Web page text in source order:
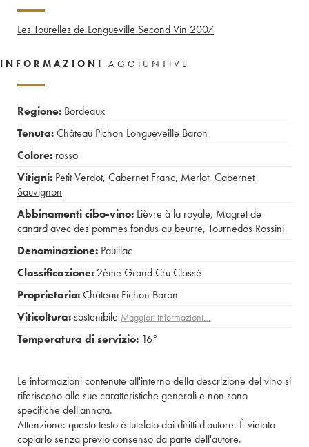
Les Tourelles de Longueville Second Vin 2007
INFORMAZIONI AGGIUNTIVE
Regione: Bordeaux
Tenuta:Château Pichon Longueveille Baron
Colore: rosso
Vitigni: Petit Verdot, Cabernet Franc, Merlot, Cabernet
Sauvignon
Abbinamenti cibo-vino: Lièvre à la royale, Magret de
canard avec des pommes fondus au beurre, Tournedos Rossini
Denominazione: Pauillac
Classificazione: 2ème Grand Cru Classé
Proprietario:Château Pichon Baron
Viticoltura:sostenibile Maggiori informazioni…
Temperatura di servizio: 16°
Le informazioni contenute all'interno della descrizione del vino si
riferiscono alle sue caratteristiche generali e non sono
specifiche dell'annata.
Attenzione: questo testo è tutelato dai diritti d'autore. È vietato
copiarlo senza previo consenso da parte dell'autore.